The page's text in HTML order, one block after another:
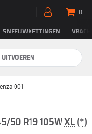
SNEEUWKETTINGEN
0
UITVOEREN
001
50 R19 105W XL (*)